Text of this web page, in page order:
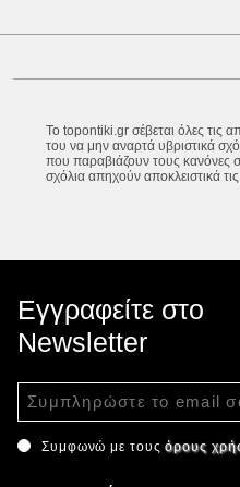
Το topontiki.gr σέβεται όλες τις
του να μην αναρτά υβριστικά
που παραβιάζουν τους κανόνες
σχόλια απηχούν αποκλειστικά
Εγγραφείτε στο
Newsletter
Συμφωνώ με τουςόρους